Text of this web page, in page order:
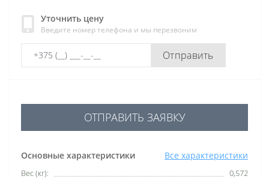
Уточнить цену
Введите номер телефона и мы перезвоним
Отправить
Основные характеристики Все характеристики
Вес (кг):
0,572
ОТПРАВИТЬ ЗАЯВКУ